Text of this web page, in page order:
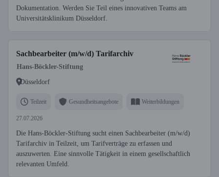
Dokumentation. Werden Sie Teil eines innovativen Teams am
Universitätsklinikum Düsseldorf.
Sachbearbeiter (m/w/d) Tarifarchiv
Hans-Böckler-Stiftung
Düsseldorf
Teilzeit Gesundheitsangebote Weiterbildungen
27.07.2026
Die Hans-Böckler-Stiftung sucht einen Sachbearbeiter (m/w/d)
Tarifarchiv in Teilzeit, um Tarifverträge zu erfassen und
auszuwerten. Eine sinnvolle Tätigkeit in einem gesellschaftlich
relevanten Umfeld.